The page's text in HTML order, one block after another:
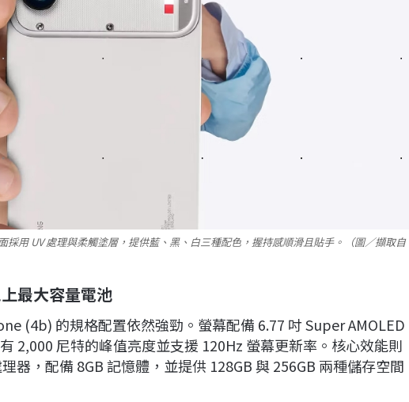
採用 UV 處理與柔觸塗層，提供藍、黑、白三種配色，握持感順滑且貼手。（圖／擷取自
最大容量電池
(4b) 的規格配置依然強勁。螢幕配備 6.77 吋 Super AMOLED
2,000 尼特的峰值亮度並支援 120Hz 螢幕更新率。核心效能則
器，配備 8GB 記憶體，並提供 128GB 與 256GB 兩種儲存空間